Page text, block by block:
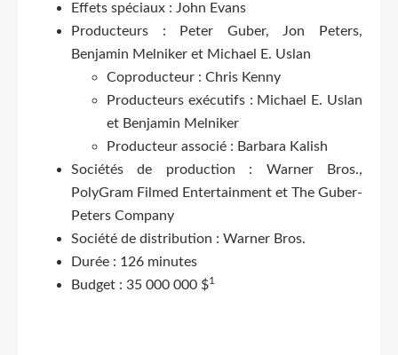
Effets spéciaux : John Evans
Producteurs : Peter Guber, Jon Peters,
Benjamin Melniker et Michael E. Uslan
Coproducteur : Chris Kenny
Producteurs exécutifs : Michael E. Uslan
et Benjamin Melniker
Producteur associé : Barbara Kalish
Sociétés de production : Warner Bros.,
PolyGram Filmed Entertainment et The Guber-
Peters Company
Société de distribution : Warner Bros.
Durée : 126 minutes
Budget : 35 000 000 $1